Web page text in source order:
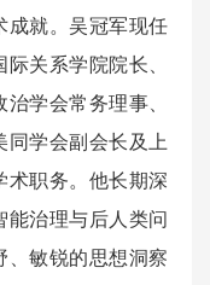
成就。吴冠军现任
关系学院院长、
学会常务理事、
同学会副会长及上
术职务。他长期深
能治理与后人类问
、敏锐的思想洞察